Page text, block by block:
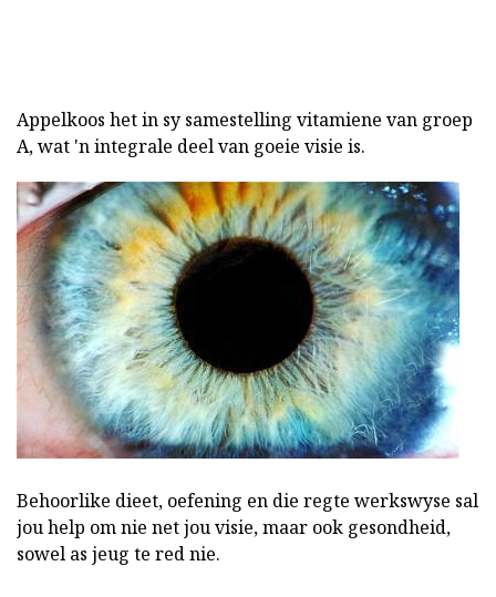
Appelkoos het in sy samestelling vitamiene van groep
A, wat 'n integrale deel van goeie visie is.
Behoorlike dieet, oefening en die regte werkswyse sal
jou help om nie net jou visie, maar ook gesondheid,
sowel as jeug te red nie.